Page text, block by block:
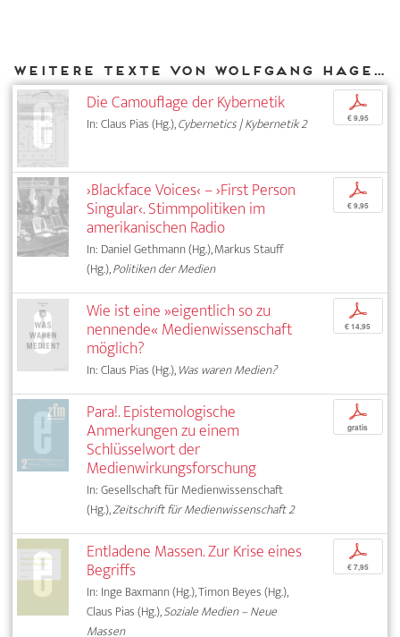
Weitere Texte von Wolfgang Hagen bei DIAPHANES
Die Camouflage der Kybernetik
In: Claus Pias (Hg.),Cybernetics | Kybernetik 2
p
€ 9,95
›Blackface Voices‹ – ›First Person
Singular‹. Stimmpolitiken im
amerikanischen Radio
In: Daniel Gethmann (Hg.), Markus Stauff
(Hg.),Politiken der Medien
p
€ 9,95
Wie ist eine »eigentlich so zu
nennende« Medienwissenschaft
möglich?
In: Claus Pias (Hg.),Was waren Medien?
p
€ 14,95
Para!. Epistemologische
Anmerkungen zu einem
Schlüsselwort der
Medienwirkungsforschung
In: Gesellschaft für Medienwissenschaft
(Hg.),Zeitschrift für Medienwissenschaft 2
p
gratis
Entladene Massen. Zur Krise eines
Begriffs
In: Inge Baxmann (Hg.), Timon Beyes (Hg.),
Claus Pias (Hg.),Soziale Medien – Neue
Massen
p
€ 7,95